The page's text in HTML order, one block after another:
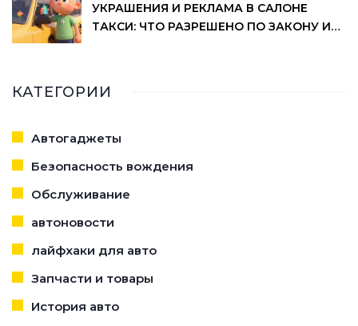
УКРАШЕНИЯ И РЕКЛАМА В САЛОНЕ
ТАКСИ: ЧТО РАЗРЕШЕНО ПО ЗАКОНУ И
КАТЕГОРИИ
Автогаджеты
Безопасность вождения
Обслуживание
автоновости
лайфхаки для авто
Запчасти и товары
История авто